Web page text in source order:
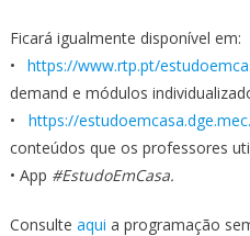
Ficará igualmente disponível em:
• https://www.rtp.pt/
demand e módulos
• https://
conteúdos que os professores
• App #EstudoEmCasa.
Consulte aqui a programação